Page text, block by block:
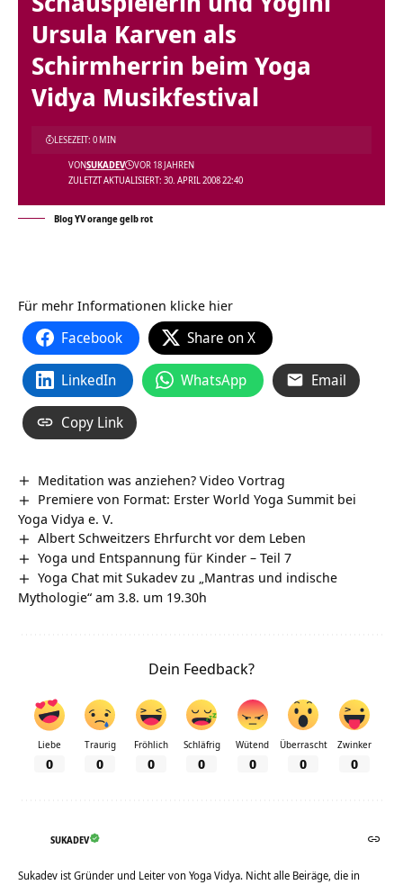
Ursula Karven als
Schirmherrin beim Yoga
Vidya Musikfestival
ZULETZT AKTUALISIERT: 30. APRIL 2008 22:40
VONSUKADEV VOR 18 JAHREN
LESEZEIT: 0 MIN
Blog YV orange gelb rot
Für mehr Informationen klicke hier
Facebook Share on X
LinkedIn WhatsApp Email
Copy Link
Meditation was anziehen? Video Vortrag
Premiere von Format: Erster World Yoga Summit bei
Yoga Vidya e. V.
Albert Schweitzers Ehrfurcht vor dem Leben
Yoga und Entspannung für Kinder – Teil 7
Yoga Chat mit Sukadev zu „Mantras und indische
Mythologie“ am 3.8. um 19.30h
Dein Feedback?
Liebe
0
Traurig
0
Fröhlich
0
Schläfrig
0
Wütend
0
Überrascht
0
Zwinker
0
SUKADEV
Sukadev ist Gründer und Leiter von Yoga Vidya. Nicht alle Beiräge, die in